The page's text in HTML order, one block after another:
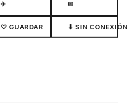
✈ ✉
♡ GUARDAR ⬇ SIN CONEXIÓN